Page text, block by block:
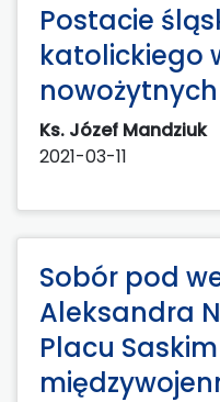
Postacie
katolickiego
nowożytnych
Ks. Józef Mandziuk
2021-03-11
Sobór pod
Aleksandra
Placu